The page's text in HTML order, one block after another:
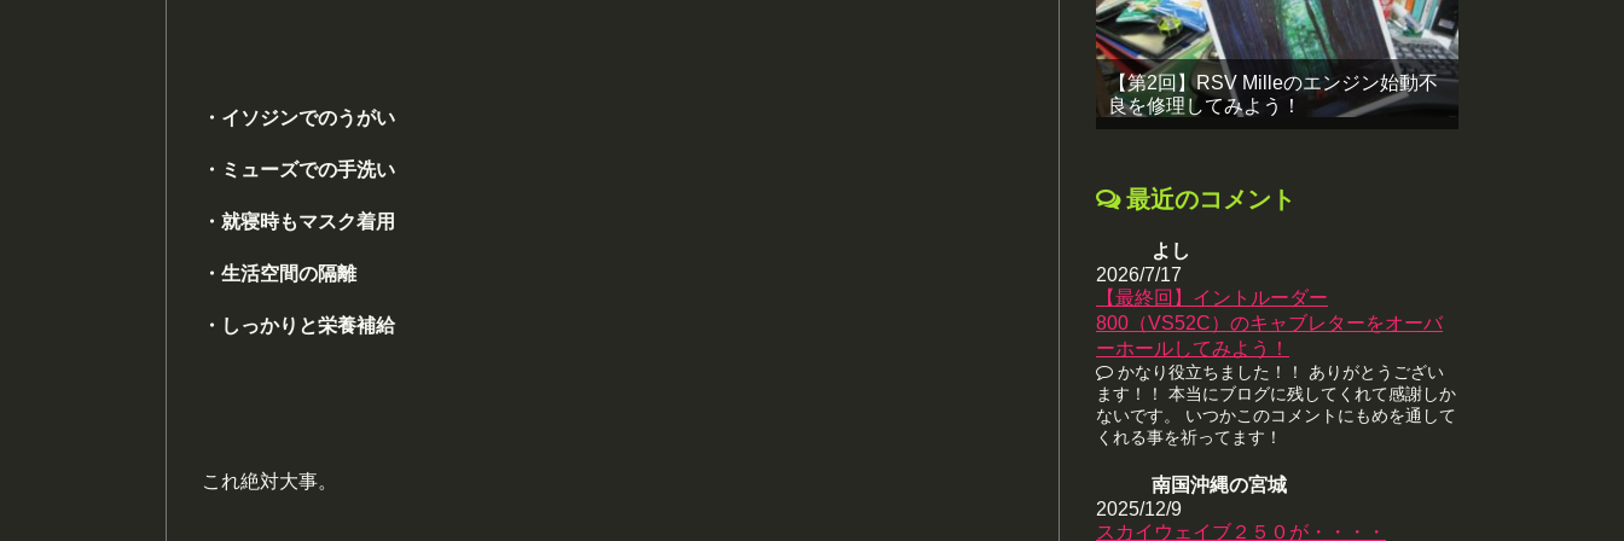
・イソジンでのうがい
・ミューズでの手洗い
・就寝時もマスク着用
・生活空間の隔離
・しっかりと栄養補給
これ絶対大事。
【第2回】RSV Milleのエンジン始動不
良を修理してみよう！
最近のコメント
よし
2026/7/17
【最終回】イントルーダー
800（VS52C）のキャブレターをオーバ
ーホールしてみよう！
かなり役立ちました！！ ありがとうござい
ます！！ 本当にブログに残してくれて感謝しか
ないです。 いつかこのコメントにもめを通して
くれる事を祈ってます！
南国沖縄の宮城
2025/12/9
スカイウェイブ２５０が・・・・